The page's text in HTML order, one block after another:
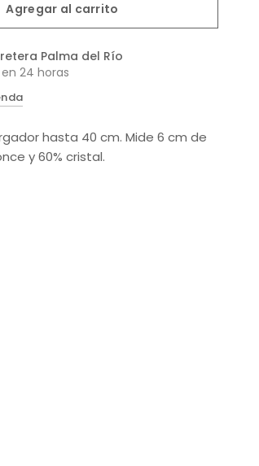
Agregar al carrito
Palma del Río
24 horas
hasta 40 cm. Mide 6 cm de
y 60% cristal.